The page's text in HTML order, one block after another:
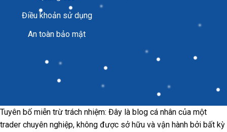
Điều khoản sử dụng
An toàn bảo mật
Tuyên bố miễn trừ trách nhiệm: Đây là blog cá nhân của một
trader chuyên nghiệp, không được sở hữu và vận hành bởi bất kỳ